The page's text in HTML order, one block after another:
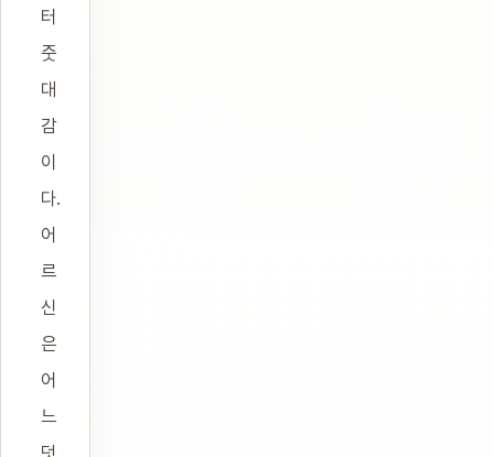
터
줏
대
감
이
다.
어
르
신
은
어
느